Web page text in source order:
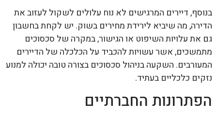
בנוסף, דיירים המרגישים לא נוח עלולים לשקול לעזוב את
הדירה, מה שיביא לירידת מחירים בשוק. יש לקחת בחשבון
גם את עלויות השיפוט או הגישור, במקרה של סכסוכים
מתמשכים, אשר עשויות להכביד על הכלכלה של הדיירים
המעורבים. השקעה בניהול סכסוכים בצורה טובה יכולה למנוע
נזקים כלכליים בעתיד.
הפתרונות החברתיים